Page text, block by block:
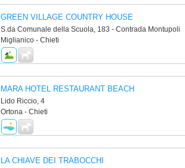
GREEN VILLAGE COUNTRY HOUSE
S.da Comunale della Scuola, 183 - Contrada Montupoli
Miglianico - Chieti
MARA HOTEL RESTAURANT BEACH
Lido Riccio, 4
Ortona - Chieti
LA CHIAVE DEI TRABOCCHI